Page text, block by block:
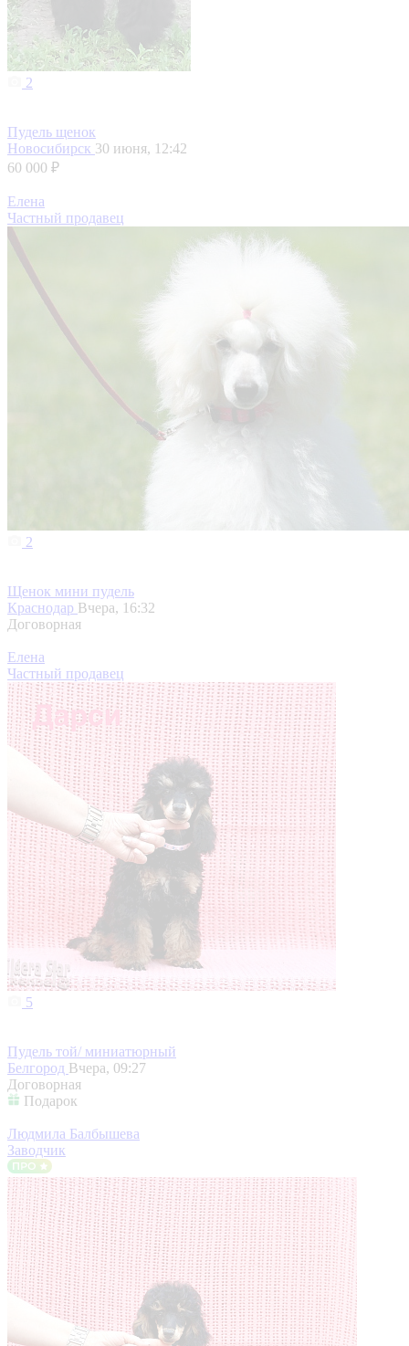
2
Пудель щенок
Новосибирск 30 июня, 12:42
60 000 ₽
Елена
Частный продавец
2
Щенок мини пудель
Краснодар Вчера, 16:32
Договорная
Елена
Частный продавец
5
Пудель той/ миниатюрный
Белгород Вчера, 09:27
Договорная
Подарок
Людмила Балбышева
Заводчик